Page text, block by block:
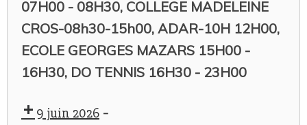
07H00 - 08H30, COLLEGE MADELEINE
CROS-08h30-15h00, ADAR-10H 12H00,
ECOLE GEORGES MAZARS 15H00 -
16H30, DO TENNIS 16H30 - 23H00
9 juin 2026 -